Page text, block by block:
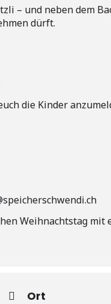
– und neben dem
dürft.
die Kinder
Weihnachtstag mit
Ort